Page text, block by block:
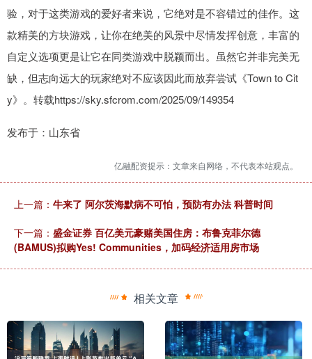
验，对于这类游戏的爱好者来说，它绝对是不容错过的佳作。这
款精美的方块游戏，让你在绝美的风景中尽情发挥创意，丰富的
自定义选项更是让它在同类游戏中脱颖而出。虽然它并非完美无
缺，但志向远大的玩家绝对不应该因此而放弃尝试《Town to Cit
y》。转载https://sky.sfcrom.com/2025/09/149354
发布于：山东省
亿融配资提示：文章来自网络，不代表本站观点。
上一篇： 牛来了 阿尔茨海默病不可怕，预防有办法 科普时间
下一篇： 盛金证券 百亿美元豪赌美国住房：布鲁克菲尔德
(BAMUS)拟购Yes! Communities，加码经济适用房市场
相关文章